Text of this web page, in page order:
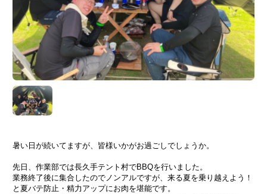
暑い日が続いてますが、皆様いかがお過ごしでしょうか。
先日、作業部では長久手テント村でBBQを行いました。
業務終了後に集合したのでノンアルですが、来る夏を乗り越えよう！
と夏バテ防止・精力アップにお肉を堪能です。